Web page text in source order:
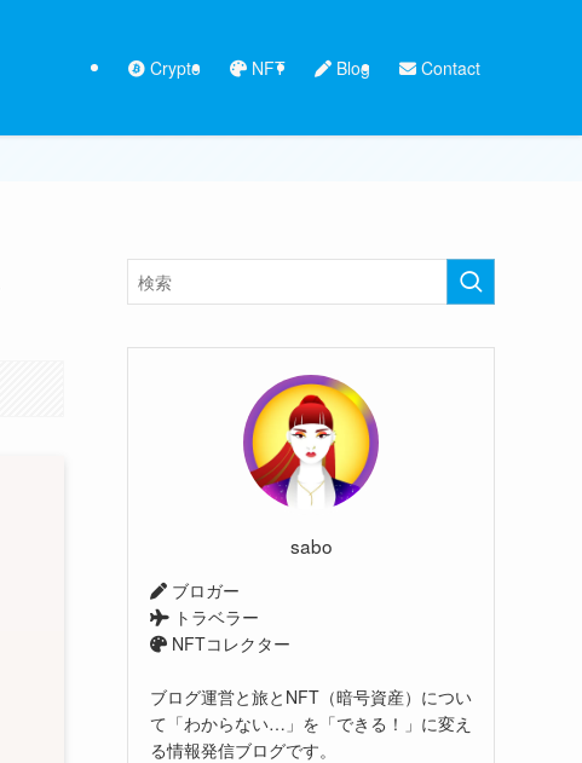
Crypto NFT Blog Contact
sabo
ブロガー
トラベラー
NFTコレクター
ブログ運営と旅とNFT（暗号資産）につい
て「わからない…」を「できる！」に変え
る情報発信ブログです。